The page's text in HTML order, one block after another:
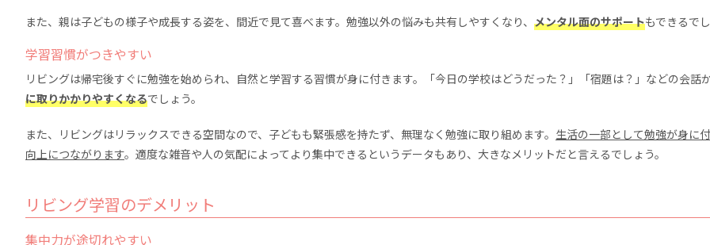
また、親は子どもの様子や成長する姿を、間近で見て喜べます。勉強以外の悩みも共有しやすくなり、 メンタル面のサポートもできるでし
学習習慣がつきやすい
リビングは帰宅後すぐに勉強を始められ、自然と学習する習慣が身に付きます。「今日の学校はどうだった？」「宿題は？」などの会話か
に取りかかりやすくなるでしょう。
また、リビングはリラックスできる空間なので、子どもも緊張感を持たず、無理なく勉強に取り組めます。 生活の一部として勉強が身に
向上につながります。適度な雑音や人の気配によってより集中できるというデータもあり、大きなメリットだと言えるでしょう。
リビング学習のデメリット
集中力が途切れやすい